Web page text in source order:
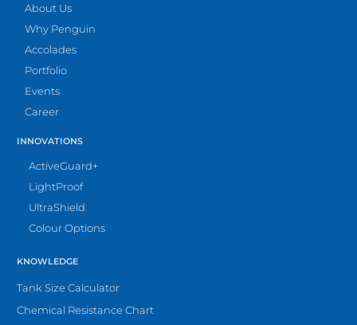
About Us
Why Penguin
Accolades
Portfolio
Events
Career
INNOVATIONS
ActiveGuard+
LightProof
UltraShield
Colour Options
KNOWLEDGE
Tank Size Calculator
Chemical Resistance Chart